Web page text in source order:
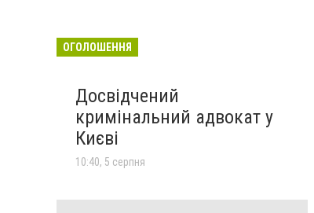
ОГОЛОШЕННЯ
Досвідчений
кримінальний адвокат у
Києві
10:40, 5 серпня